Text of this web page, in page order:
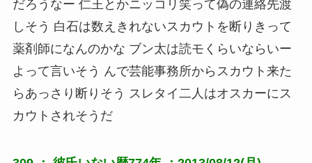
だろうなー 仁王とかニッコリ笑って偽の連絡先渡
しそう 白石は数えきれないスカウトを断りきって
薬剤師になんのかな ブン太は読モくらいならいー
よって言いそう んで芸能事務所からスカウト来た
らあっさり断りそう スレタイ二人はオスカーにス
カウトされそうだ